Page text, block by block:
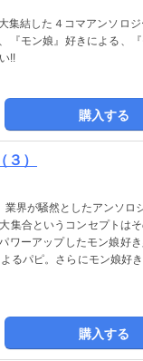
集結した４コマアンソロ
『モン娘』好きによる、
!!
購入する
）
界が騒然としたアンソロ
集合というコンセプトは
ワーアップしたモン娘好
るパピ。さらにモン娘好
購入する